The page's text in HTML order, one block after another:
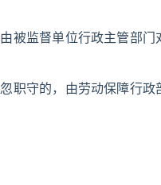
被监督单位行政主管部门
职守的，由劳动保障行